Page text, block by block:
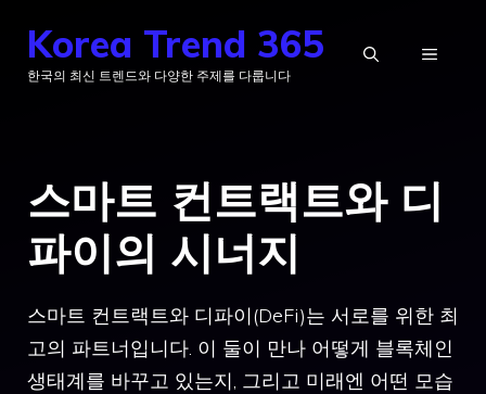
Korea Trend 365
한국의 최신 트렌드와 다양한 주제를 다룹니다
메
스마트 컨트랙트와 디
파이의 시너지
스마트 컨트랙트와 디파이(DeFi)는 서로를 위한 최
고의 파트너입니다. 이 둘이 만나 어떻게 블록체인
생태계를 바꾸고 있는지, 그리고 미래엔 어떤 모습